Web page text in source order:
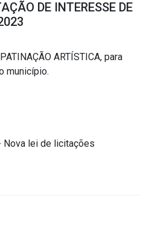
DE INTERESSE DE
ARTÍSTICA, para
município.
Nova lei de licitações